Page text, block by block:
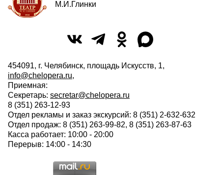
М.И.Глинки
454091, г. Челябинск, площадь Искусств, 1,
info@chelopera.ru,
Приемная:
Секретарь: secretar@chelopera.ru
8 (351) 263-12-93
Отдел рекламы и заказ экскурсий: 8 (351) 2-632-632
Отдел продаж: 8 (351) 263-99-82, 8 (351) 263-87-63
Касса работает: 10:00 - 20:00
Перерыв: 14:00 - 14:30